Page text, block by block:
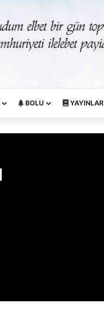
BOLU YAYINLAR